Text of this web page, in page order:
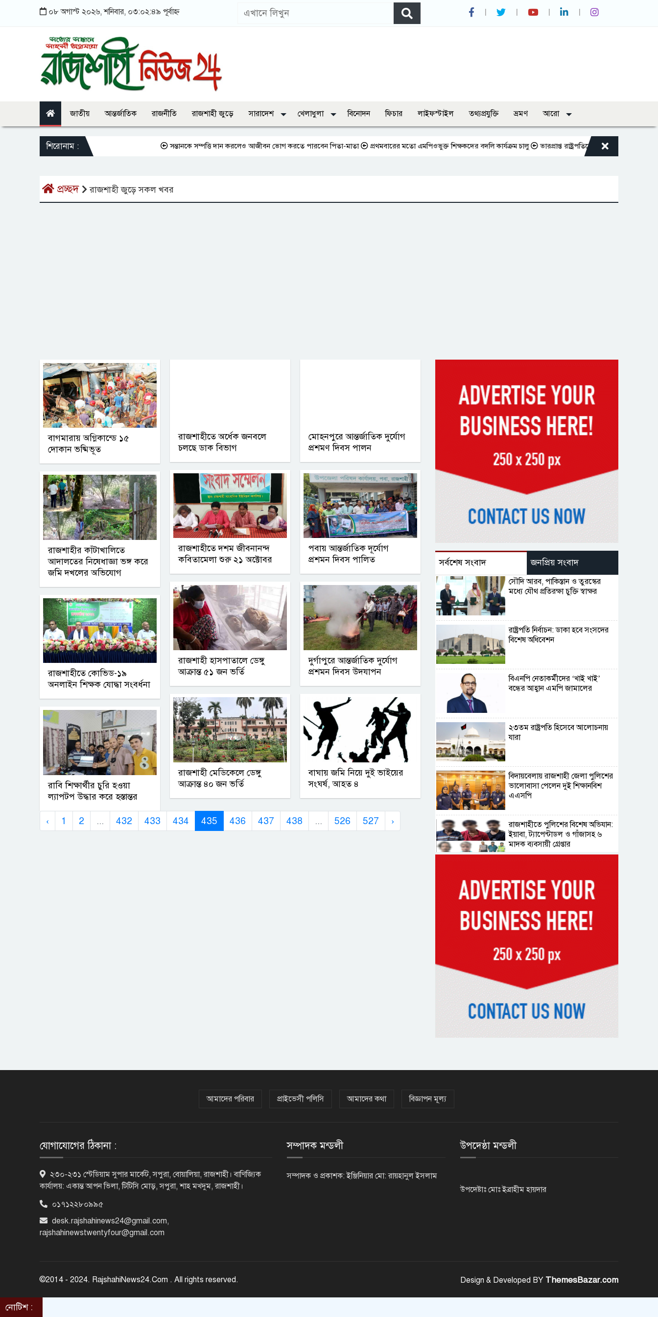
০৮ অগাস্ট ২০২৬, শনিবার, ০৩:০২:৪৯ পূর্বাহ্ন
জাতীয় আন্তর্জাতিক রাজনীতি রাজশাহী জুড়ে সারাদেশ খেলাধুলা বিনোদন ফিচার লাইফস্টাইল তথ্যপ্রযুক্তি ভ্রমণ আরো
শিরোনাম : সন্তানকে সম্পত্তি দান করলেও আজীবন ভোগ করতে পারবেন পিতা-মাতা প্রথমবারের মতো এমপিওভুক্ত শিক্ষকদের বদলি কার্যক্রম চালু ভারপ্রাপ্ত রাষ্ট্রপতিকে শুভেচ্ছা জানালেন রাসিক
প্রচ্ছদ রাজশাহী জুড়ে সকল খবর
বাগমারায় অগ্নিকান্ডে ১৫
দোকান ভষ্মিভূত
রাজশাহীর কাঁটাখালিতে
আদালতের নিষেধাজ্ঞা ভঙ্গ করে
জমি দখলের অভিযোগ
রাজশাহীতে কোভিড-১৯
অনলাইন শিক্ষক যোদ্ধা সংবর্ধনা
রাবি শিক্ষার্থীর চুরি হওয়া
ল্যাপটপ উদ্ধার করে হস্তান্তর
রাজশাহীতে অর্ধেক জনবলে
চলছে ডাক বিভাগ
রাজশাহীতে দশম জীবনানন্দ
কবিতামেলা শুরু ২১ অক্টোবর
রাজশাহী হাসপাতালে ডেঙ্গু
আক্রান্ত ৫১ জন ভর্তি
রাজশাহী মেডিকেলে ডেঙ্গু
আক্রান্ত ৪০ জন ভর্তি
মোহনপুরে আন্তর্জাতিক দুর্যোগ
প্রশমণ দিবস পালন
পবায় আন্তর্জাতিক দূর্যোগ
প্রশমন দিবস পালিত
দুর্গাপুরে আন্তর্জাতিক দুর্যোগ
প্রশমন দিবস উদযাপন
বাঘায় জমি নিয়ে দুই ভাইয়ের
সংঘর্ষ, আহত ৪
‹ 1 2 ... 432 433 434 435 436 437 438 ... 526 527 ›
সর্বশেষ সংবাদ জনপ্রিয় সংবাদ
সৌদি আরব, পাকিস্তান ও তুরস্কের
মধ্যে যৌথ প্রতিরক্ষা চুক্তি স্বাক্ষর
রাষ্ট্রপতি নির্বাচন: ডাকা হবে সংসদের
বিশেষ অধিবেশন
বিএনপি নেতাকর্মীদের ‘খাই খাই’
বন্ধের আহ্বান এমপি জামালের
২৩তম রাষ্ট্রপতি হিসেবে আলোচনায়
যারা
বিদায়বেলায় রাজশাহী জেলা পুলিশের
ভালোবাসা পেলেন দুই শিক্ষানবিশ
এএসপি
রাজশাহীতে পুলিশের বিশেষ অভিযান:
ইয়াবা, ট্যাপেন্টাডল ও গাঁজাসহ ৬
মাদক ব্যবসায়ী গ্রেপ্তার
অবহেলার সুযোগ নেই: প্রধানমন্ত্রী
উদ্যোক্তা মেলার সমাপনী অনুষ্ঠান, ৬০
উদ্যোক্তাকে সম্মাননা দিলেন সিটি
রংপুরে চলন্ত ট্রেনে উঠতে গিয়ে কাটা
পড়ে রেলকর্মীর মৃত্যু
রাষ্ট্রপতি নির্বাচনের চূড়ান্ত তারিখ
অভিযানে গ্রেপ্তার-২২
আমাদের পরিবার প্রাইভেসী পলিসি আমাদের কথা বিজ্ঞাপন মূল্য
যোগাযোগের ঠিকানা :
২৩০-২৩১ স্টেডিয়াম সুপার মার্কেট, সপুরা, বোয়ালিয়া, রাজশাহী। বাণিজ্যিক
কার্যালয়: একান্ত আপন ভিলা, টিটিসি মোড়, সপুরা, শাহ মখদুম, রাজশাহী।
০১৭১২২৮০৯৯৫
desk.rajshahinews24@gmail.com,
rajshahinewstwentyfour@gmail.com
সম্পাদক মন্ডলী
সম্পাদক ও প্রকাশক: ইঞ্জিনিয়ার মো: রায়হানুল ইসলাম
উপদেষ্ঠা মন্ডলী
উপদেষ্টাঃ মোঃ ইব্রাহীম হায়দার
©2014 - 2024. RajshahiNews24.Com . All rights reserved. Design & Developed BY ThemesBazar.com
নোটিশ :